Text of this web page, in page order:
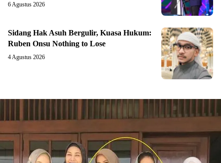
6 Agustus 2026
Sidang Hak Asuh Bergulir, Kuasa Hukum:
Ruben Onsu Nothing to Lose
4 Agustus 2026